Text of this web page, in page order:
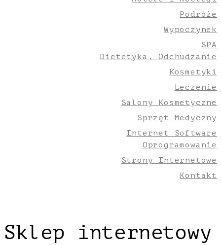
Podróże
Wypoczynek
SPA
Dietetyka, Odchudzanie
Kosmetyki
Leczenie
Salony Kosmetyczne
Sprzęt Medyczny
Internet Software
Oprogramowanie
Strony Internetowe
Kontakt
Sklep internetowy